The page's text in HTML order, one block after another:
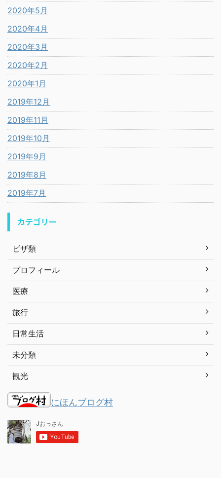
2020年5月
2020年4月
2020年3月
2020年2月
2020年1月
2019年12月
2019年11月
2019年10月
2019年9月
2019年8月
2019年7月
カテゴリー
ビザ類
プロフィール
医療
旅行
日常生活
未分類
観光
にほんブログ村